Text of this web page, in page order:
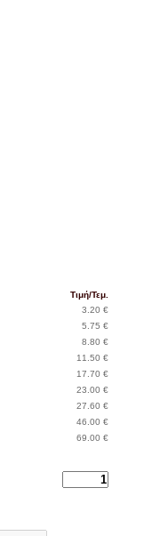
Τιμή/Τεμ.
3.20 €
5.75 €
8.80 €
11.50 €
17.70 €
23.00 €
27.60 €
46.00 €
69.00 €